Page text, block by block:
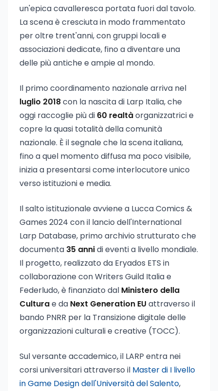
un'epica cavalleresca portata fuori dal tavolo.
La scena è cresciuta in modo frammentato
per oltre trent'anni, con gruppi locali e
associazioni dedicate, fino a diventare una
delle più antiche e ampie al mondo.
Il primo coordinamento nazionale arriva nel
luglio 2018con la nascita di Larp Italia, che
oggi raccoglie più di 60 realtàorganizzatrici e
copre la quasi totalità della comunità
nazionale. È il segnale che la scena italiana,
fino a quel momento diffusa ma poco visibile,
inizia a presentarsi come interlocutore unico
verso istituzioni e media.
Il salto istituzionale avviene a Lucca Comics &
Games 2024 con il lancio dell'International
Larp Database, primo archivio strutturato che
documenta 35 annidi eventi a livello mondiale.
Il progetto, realizzato da Eryados ETS in
collaborazione con Writers Guild Italia e
Federludo, è finanziato dal Ministero della
Culturae da Next Generation EU attraverso il
bando PNRR per la Transizione digitale delle
organizzazioni culturali e creative (TOCC).
Sul versante accademico, il LARP entra nei
corsi universitari attraverso il Master di I livello
in Game Design dell'Università del Salento,